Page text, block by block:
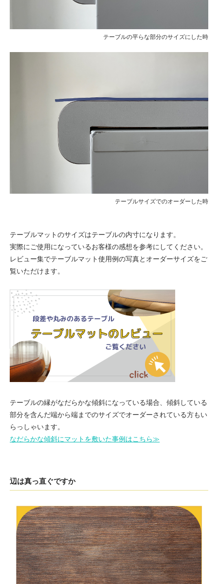
テーブルの平らな部分のサイズにした時
テーブルサイズでのオーダーした時
テーブルマットのサイズはテーブルの内寸になります。
実際にご使用になっているお客様の感想を参考にしてください。
レビュー集でテーブルマット使用例の写真とオーダーサイズをご
覧いただけます。
テーブルの縁がなだらかな傾斜になっている場合、傾斜している
部分を含んだ端から端までのサイズでオーダーされている方もい
らっしゃいます。
なだらかな傾斜にマットを敷いた事例はこちら≫
辺は真っ直ぐですか